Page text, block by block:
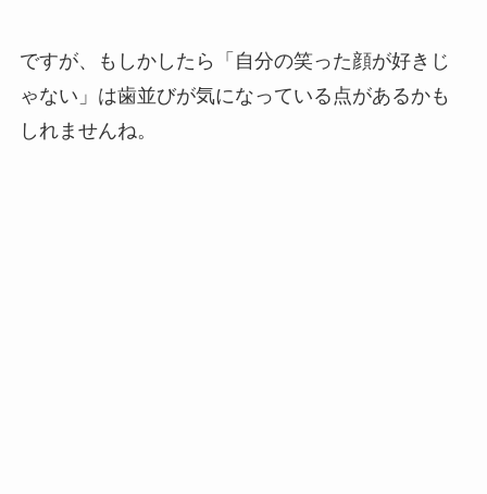
ですが、もしかしたら
「自分の笑った顔が好きじ
ゃない」は歯並びが気になっている点があるかも
しれませんね。